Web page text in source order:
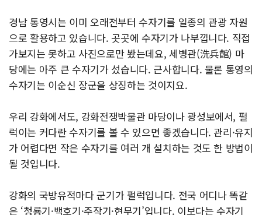
경남 통영시는 이미 오래전부터 수자기를 일종의 관광 자원
으로 활용하고 있습니다. 곳곳에 수자기가 나부낍니다. 직접
가보지는 못하고 사진으로만 봤는데요, 세병관(洗兵館) 마
당에는 아주 큰 수자기가 섰습니다. 근사합니다. 물론 통영의
수자기는 이순신 장군을 상징하는 것이지요.
우리 강화에서도, 강화전쟁박물관 마당이나 광성보에서, 펄
럭이는 커다란 수자기를 볼 수 있으면 좋겠습니다. 관리·유지
가 어렵다면 작은 수자기를 여러 개 설치하는 것도 한 방법이
될 것입니다.
강화의 국방유적마다 군기가 펄럭입니다. 전국 어디나 똑같
은 ‘청룡기·백호기·주작기·현무기’입니다. 이보다는 수자기